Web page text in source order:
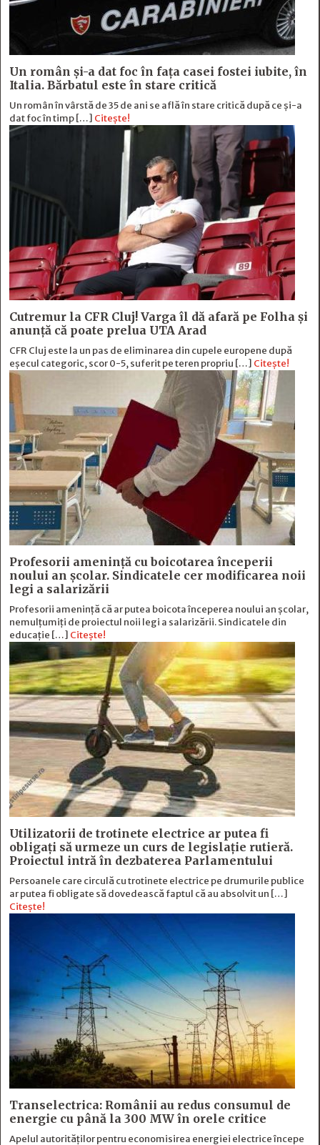
Un român și-a dat foc în fața casei fostei iubite, în
Italia. Bărbatul este în stare critică
Un român în vârstă de 35 de ani se află în stare critică după ce și-a
dat foc în timp […] Citește!
Cutremur la CFR Cluj! Varga îl dă afară pe Folha și
anunță că poate prelua UTA Arad
CFR Cluj este la un pas de eliminarea din cupele europene după
eșecul categoric, scor 0-5, suferit pe teren propriu […] Citește!
Profesorii amenință cu boicotarea începerii
noului an școlar. Sindicatele cer modificarea noii
legi a salarizării
Profesorii amenință că ar putea boicota începerea noului an școlar,
nemulțumiți de proiectul noii legi a salarizării. Sindicatele din
educație […] Citește!
Utilizatorii de trotinete electrice ar putea fi
obligați să urmeze un curs de legislație rutieră.
Proiectul intră în dezbaterea Parlamentului
Persoanele care circulă cu trotinete electrice pe drumurile publice
ar putea fi obligate să dovedească faptul că au absolvit un […]
Citește!
Transelectrica: Românii au redus consumul de
energie cu până la 300 MW în orele critice
Apelul autorităților pentru economisirea energiei electrice începe